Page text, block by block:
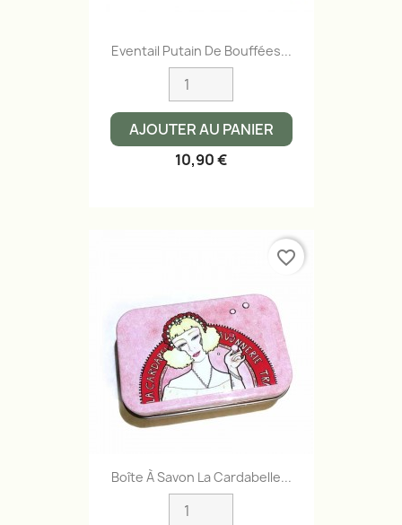
Eventail Putain De Bouffées...
AJOUTER AU PANIER
10,90 €
Boîte À Savon La Cardabelle...
favorite_border